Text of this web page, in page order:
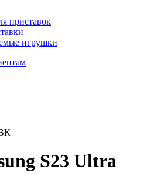
приставок
игрушки
S23 Ultra